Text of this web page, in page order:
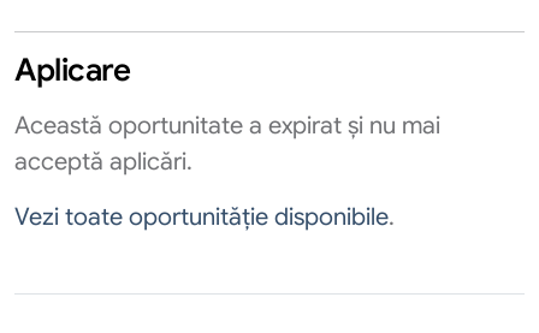
Aplicare
Această oportunitate a expirat și nu mai
acceptă aplicări.
Vezi toate oportunităție disponibile.